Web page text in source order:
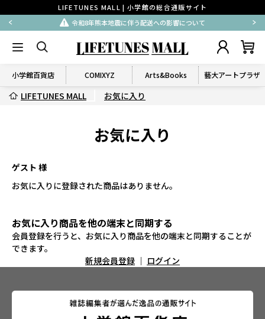
LIFETUNES MALL | 小学館の総合通販サイト
令和8年熊本地震に伴う配送への影響について
小学館百貨店 COMIXYZ Arts&Books 藝大アートプラザ
LIFETUNES MALL お気に入り
お気に入り
ゲスト 様
お気に入りに登録された商品はありません。
お気に入り商品を他の端末と同期する
会員登録を行うと、お気に入り商品を他の端末と同期することが
できます。
新規会員登録 ｜ ログイン